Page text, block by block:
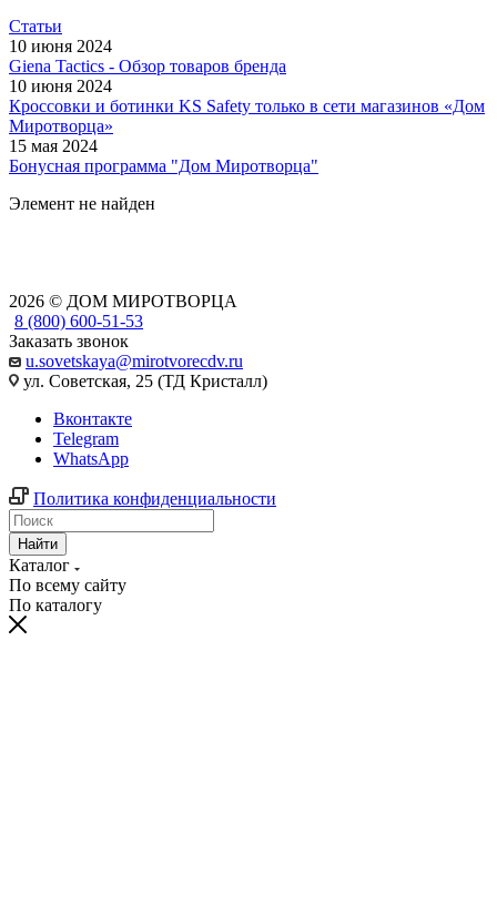
Статьи
10 июня 2024
Giena Tactics - Обзор товаров бренда
10 июня 2024
Кроссовки и ботинки KS Safety только в сети магазинов «Дом
Миротворца»
15 мая 2024
Бонусная программа "Дом Миротворца"
Элемент не найден
2026 © ДОМ МИРОТВОРЦА
8 (800) 600-51-53
Заказать звонок
u.sovetskaya@mirotvorecdv.ru
ул. Советская, 25 (ТД Кристалл)
Вконтакте
Telegram
WhatsApp
Политика конфиденциальности
Найти
Каталог
По всему сайту
По каталогу